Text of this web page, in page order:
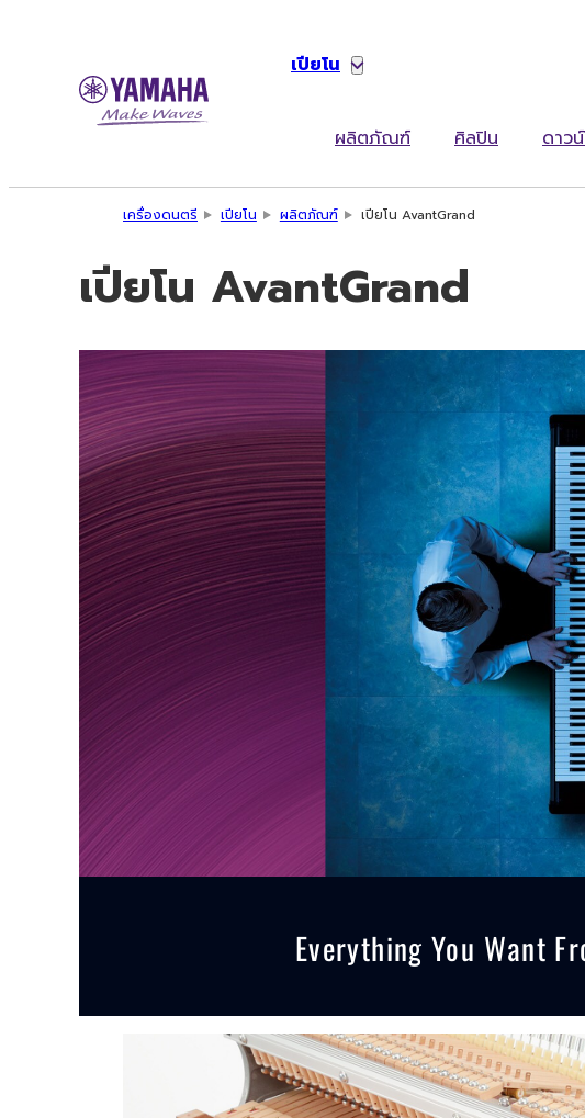
เปียโน
ผลิตภัณฑ์ ศิลปิน ดาว
เครื่องดนตรี เปียโน ผลิตภัณฑ์ เปียโน AvantGrand
เปียโน AvantGrand
Everything You Want